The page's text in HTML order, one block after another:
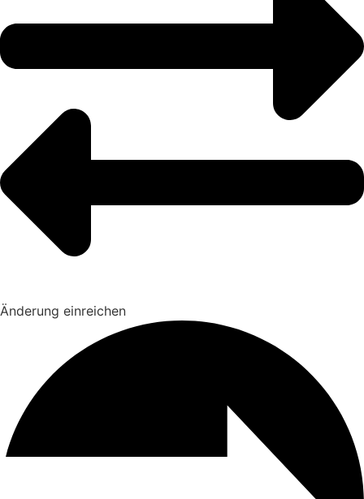
Änderung einreichen